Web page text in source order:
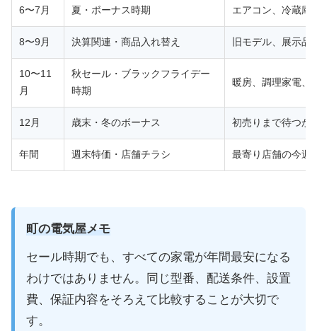
6〜7月 夏・ボーナス時期 エアコン、冷蔵庫
8〜9月 決算関連・商品入れ替え 旧モデル、展示
10〜11
月
秋セール・ブラックフライデー
時期
暖房、調理家電、
12月 歳末・冬のボーナス 初売りまで待つか
年間 週末特価・店舗チラシ 最寄り店舗の今週
町の電気屋メモ
セール時期でも、すべての家電が年間最安になる
わけではありません。同じ型番、配送条件、設置
費、保証内容をそろえて比較することが大切で
す。